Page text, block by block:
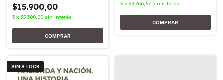
$15.900,00
3 x $5.300,00 sin interés
3 x $9.266,67 sin interés
SIN STOCK